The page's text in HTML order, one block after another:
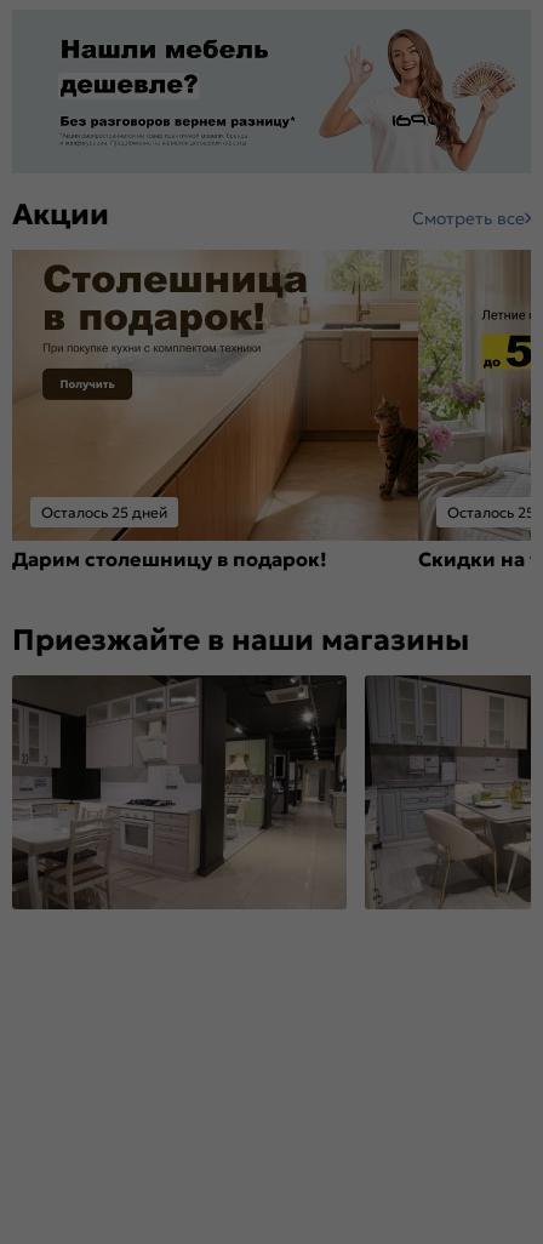
Акции Смотреть все
Осталось 25 дней
Дарим столешницу в подарок!
Осталось 25
Скидки на
Приезжайте в наши магазины